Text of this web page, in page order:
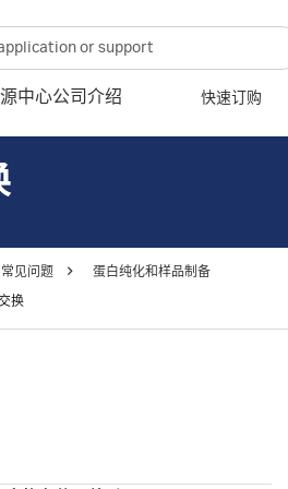
中心公司介绍 快速订购
见问题 蛋白纯化和样品制备
换